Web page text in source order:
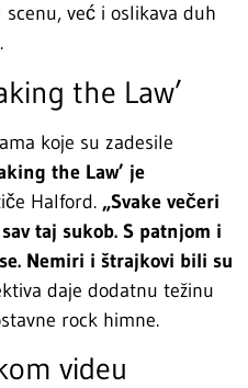
već i oslikava duh
the Law’
koje su zadesile
the Law’ je
Halford. „Svake večeri
taj sukob. S patnjom i
Nemiri i štrajkovi bili su
daje dodatnu težinu
rock himne.
videu